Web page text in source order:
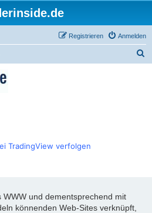
Anmelden
Registrieren
TradingView verfolgen
WWW und dementsprechend mit
könnenden Web-Sites verknüpft,